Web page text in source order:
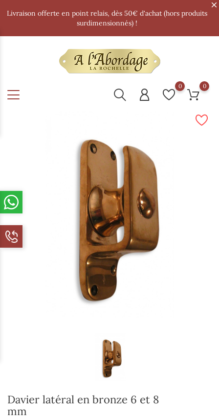
Livraison offerte en point relais, dès 50€ d'achat (hors produits
surdimensionnés) !
0 0
Davier latéral en bronze 6 et 8
mm